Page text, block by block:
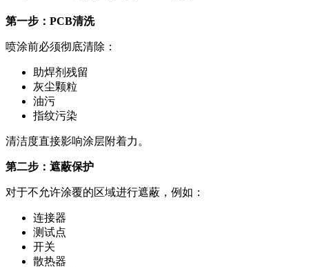
第一步：PCB清洗
喷涂前必须彻底清除：
助焊剂残留
灰尘颗粒
油污
指纹污染
清洁度直接影响涂层附着力。
第二步：遮蔽保护
对于不允许涂覆的区域进行遮蔽，例如：
连接器
测试点
开关
散热器